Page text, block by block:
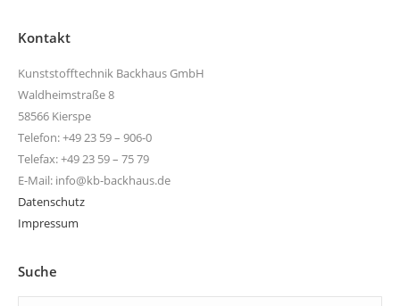
Kontakt
Kunststofftechnik Backhaus GmbH
Waldheimstraße 8
58566 Kierspe
Telefon: +49 23 59 – 906-0
Telefax: +49 23 59 – 75 79
E-Mail: info@kb-backhaus.de
Datenschutz
Impressum
Suche